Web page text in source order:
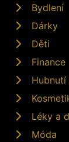
Bydlení
Dárky
Děti
Finance
Léky a
Móda